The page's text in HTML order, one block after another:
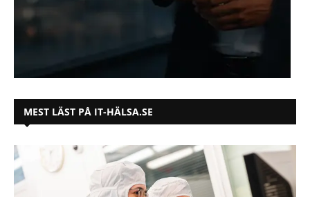
MEST LÄST PÅ IT-HÄLSA.SE